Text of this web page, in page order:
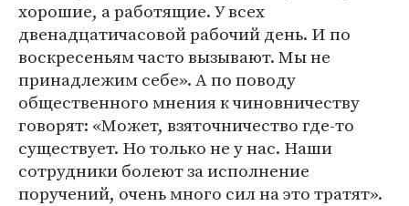
хорошие, а работящие. У всех
двенадцатичасовой рабочий день. И по
воскресеньям часто вызывают. Мы не
принадлежим себе». А по поводу
общественного мнения к чиновничеству
говорят: «Может, взяточничество где-то
существует. Но только не у нас. Наши
сотрудники болеют за исполнение
поручений, очень много сил на это тратят».